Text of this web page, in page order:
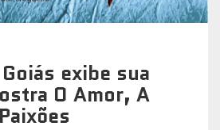
exibe sua
O Amor, A